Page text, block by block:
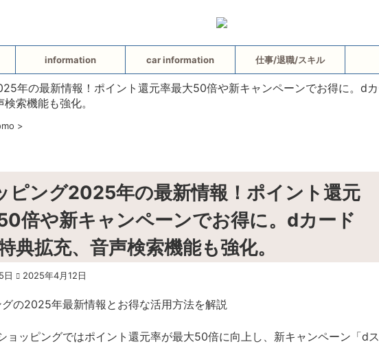
information car information 仕事/退職/スキル
>
ピング2025年の最新情報！ポイント還元
倍や新キャンペーンでお得に。dカード
典拡充、音声検索機能も強化。
日 2025年4月12日
の2025年最新情報とお得な活用方法を解説
ョッピングではポイント還元率が最大50倍に向上し、新キャンペーン「dス